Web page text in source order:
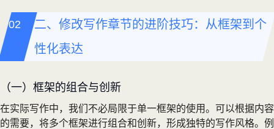
二、修改写作章节的进阶技巧：从框架到个
性化表达
（一）框架的组合与创新
在实际写作中，我们不必局限于单一框架的使用。可以根据内容
的需要，将多个框架进行组合和创新，形成独特的写作风格。例